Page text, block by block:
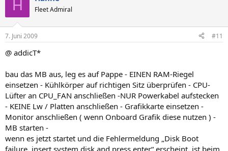
H Fleet Admiral
7. Juni 2009 #11
@ addicT*
bau das MB aus, leg es auf Pappe - EINEN RAM-Riegel
einsetzen - Kühlkörper auf richtigen Sitz überprüfen - CPU-
Lüfter an CPU_FAN anschließen -NUR Powerkabel aufstecken
- KEINE Lw / Platten anschließen - Grafikkarte einsetzen -
Monitor anschließen ( wenn Onboard Grafik diese nutzen ) -
MB starten -
wenn es jetzt startet und die Fehlermeldung „Disk Boot
failure, insert system disk and press enter“ erscheint, ist beim